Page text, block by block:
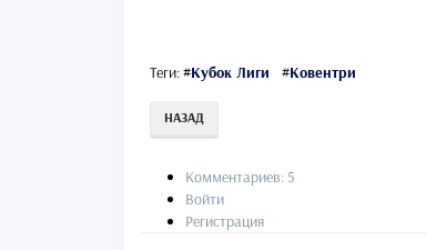
Теги:#Кубок Лиги #Ковентри
НАЗАД
Комментариев: 5
Войти
Регистрация